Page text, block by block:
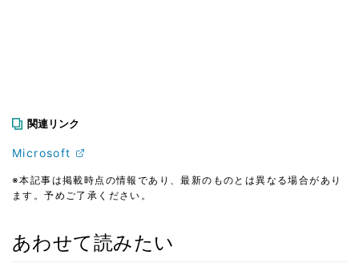
関連リンク
Microsoft
※本記事は掲載時点の情報であり、最新のものとは異なる場合があり
ます。予めご了承ください。
あわせて読みたい